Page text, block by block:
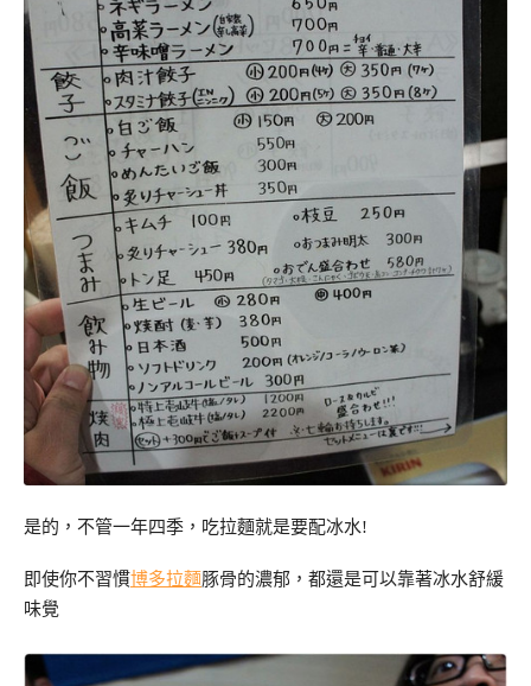
是的，不管一年四季，吃拉麵就是要配冰水!
即使你不習慣博多拉麵豚骨的濃郁，都還是可以靠著冰水舒緩
味覺